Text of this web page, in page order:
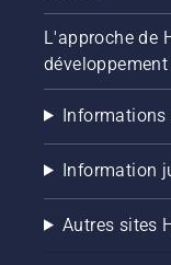
L'approche de
Informations
Information
Autres sites